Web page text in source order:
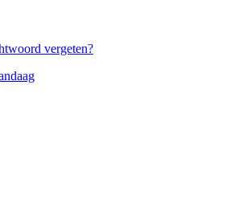
vergeten?